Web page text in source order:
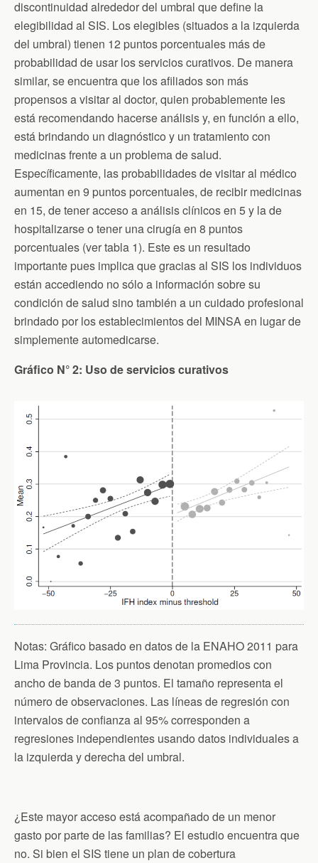
discontinuidad alrededor del umbral que define la
elegibilidad al SIS. Los elegibles (situados a la izquierda
del umbral) tienen 12 puntos porcentuales más de
probabilidad de usar los servicios curativos. De manera
similar, se encuentra que los afiliados son más
propensos a visitar al doctor, quien probablemente les
está recomendando hacerse análisis y, en función a ello,
está brindando un diagnóstico y un tratamiento con
medicinas frente a un problema de salud.
Específicamente, las probabilidades de visitar al médico
aumentan en 9 puntos porcentuales, de recibir medicinas
en 15, de tener acceso a análisis clínicos en 5 y la de
hospitalizarse o tener una cirugía en 8 puntos
porcentuales (ver tabla 1). Este es un resultado
importante pues implica que gracias al SIS los individuos
están accediendo no sólo a información sobre su
condición de salud sino también a un cuidado profesional
brindado por los establecimientos del MINSA en lugar de
simplemente automedicarse.
Gráfico N° 2: Uso de servicios curativos
Notas: Gráfico basado en datos de la ENAHO 2011 para
Lima Provincia. Los puntos denotan promedios con
ancho de banda de 3 puntos. El tamaño representa el
número de observaciones. Las líneas de regresión con
intervalos de confianza al 95% corresponden a
regresiones independientes usando datos individuales a
la izquierda y derecha del umbral.
¿Este mayor acceso está acompañado de un menor
gasto por parte de las familias? El estudio encuentra que
no. Si bien el SIS tiene un plan de cobertura